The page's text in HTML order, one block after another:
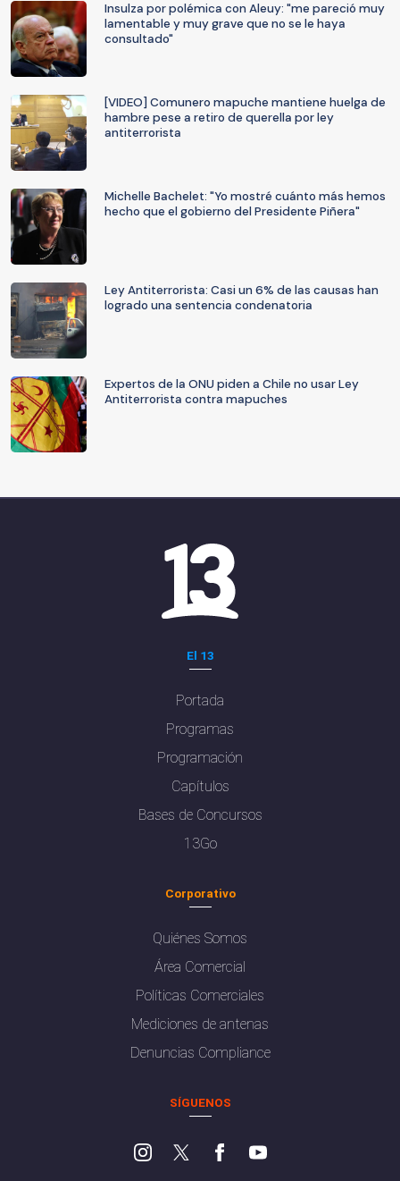
Insulza por polémica con Aleuy: "me pareció muy
lamentable y muy grave que no se le haya
consultado"
[VIDEO] Comunero mapuche mantiene huelga de
hambre pese a retiro de querella por ley
antiterrorista
Michelle Bachelet: "Yo mostré cuánto más hemos
hecho que el gobierno del Presidente Piñera"
Ley Antiterrorista: Casi un 6% de las causas han
logrado una sentencia condenatoria
Expertos de la ONU piden a Chile no usar Ley
Antiterrorista contra mapuches
El 13
Portada
Programas
Programación
Capítulos
Bases de Concursos
13Go
Corporativo
Quiénes Somos
Área Comercial
Políticas Comerciales
Mediciones de antenas
Denuncias Compliance
SÍGUENOS